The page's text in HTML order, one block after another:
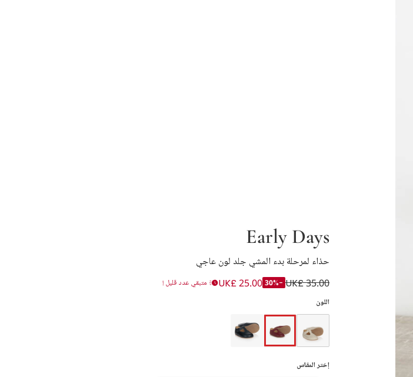
Early Days
حذاء لمرحلة بدء المشي جلد لون عاجي
UK£ 35.00
-30%
UK£ 25.00
متبقي عدد قليل !
اللون
إختر المقاس